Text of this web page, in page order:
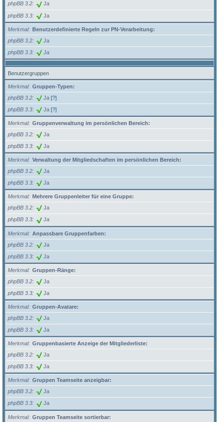
phpBB 3.2
Ja
phpBB 3.3 Ja
Merkmal
Benutzerdefinierte Regeln zur PN-Verarbeitung:
phpBB 3.2
Ja
phpBB 3.3 Ja
Benutzergruppen
Merkmal
Gruppen-Typen:
phpBB 3.2
Ja [?]
phpBB 3.3 Ja [?]
Merkmal
Gruppenverwaltung im persönlichen Bereich:
phpBB 3.2
Ja
phpBB 3.3 Ja
Merkmal
Verwaltung der Mitgliedschaften im persönlichen Bereich:
phpBB 3.2
Ja
phpBB 3.3 Ja
Merkmal
Mehrere Gruppenleiter für eine Gruppe:
phpBB 3.2
Ja
phpBB 3.3 Ja
Merkmal
Anpassbare Gruppenfarben:
phpBB 3.2
Ja
phpBB 3.3 Ja
Merkmal
Gruppen-Ränge:
phpBB 3.2
Ja
phpBB 3.3 Ja
Merkmal
Gruppen-Avatare:
phpBB 3.2
Ja
phpBB 3.3 Ja
Merkmal
Gruppenbasierte Anzeige der Mitgliederliste:
phpBB 3.2
Ja
phpBB 3.3 Ja
Merkmal
Gruppen Teamseite anzeigbar:
phpBB 3.2
Ja
phpBB 3.3 Ja
Merkmal
Gruppen Teamseite sortierbar: